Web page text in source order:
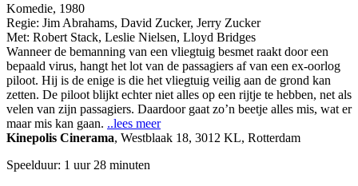
Komedie, 1980
Regie: Jim Abrahams, David Zucker, Jerry Zucker
Met: Robert Stack, Leslie Nielsen, Lloyd Bridges
Wanneer de bemanning van een vliegtuig besmet raakt door een
bepaald virus, hangt het lot van de passagiers af van een ex-oorlog
piloot. Hij is de enige is die het vliegtuig veilig aan de grond kan
zetten. De piloot blijkt echter niet alles op een rijtje te hebben, net als
velen van zijn passagiers. Daardoor gaat zo’n beetje alles mis, wat er
maar mis kan gaan. ..lees meer
Kinepolis Cinerama, Westblaak 18, 3012 KL, Rotterdam
Speelduur: 1 uur 28 minuten